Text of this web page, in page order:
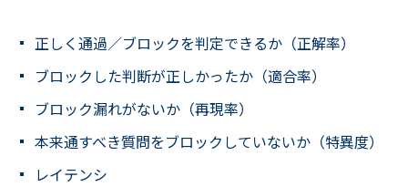
正しく通過／ブロックを判定できるか（正解率）
ブロックした判断が正しかったか（適合率）
ブロック漏れがないか（再現率）
本来通すべき質問をブロックしていないか（特異度）
レイテンシ